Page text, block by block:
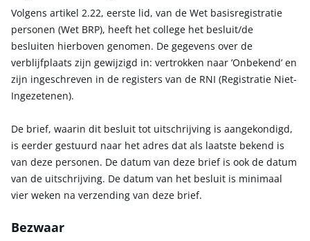
Volgens artikel 2.22, eerste lid, van de Wet basisregistratie
personen (Wet BRP), heeft het college het besluit/de
besluiten hierboven genomen. De gegevens over de
verblijfplaats zijn gewijzigd in: vertrokken naar ’Onbekend’ en
zijn ingeschreven in de registers van de RNI (Registratie Niet-
Ingezetenen).
De brief, waarin dit besluit tot uitschrijving is aangekondigd,
is eerder gestuurd naar het adres dat als laatste bekend is
van deze personen. De datum van deze brief is ook de datum
van de uitschrijving. De datum van het besluit is minimaal
vier weken na verzending van deze brief.
Bezwaar